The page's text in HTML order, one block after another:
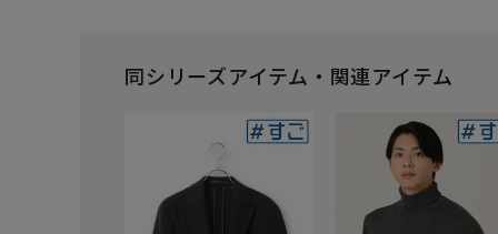
同シリーズアイテム・関連アイテム